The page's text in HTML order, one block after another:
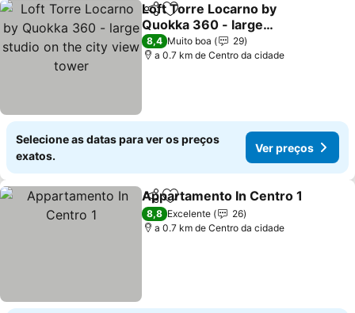
PartilharAdicionar aos favoritos
Loft Torre Locarno by
Quokka 360 - large
studio on the city view
tower
8,4 Muito boa
29
a 0.7 km de Centro da cidade
Selecione as datas para ver os preços
exatos.
Ver preços
PartilharAdicionar aos favoritos
Appartamento In Centro 1
8,8 Excelente
26
a 0.7 km de Centro da cidade